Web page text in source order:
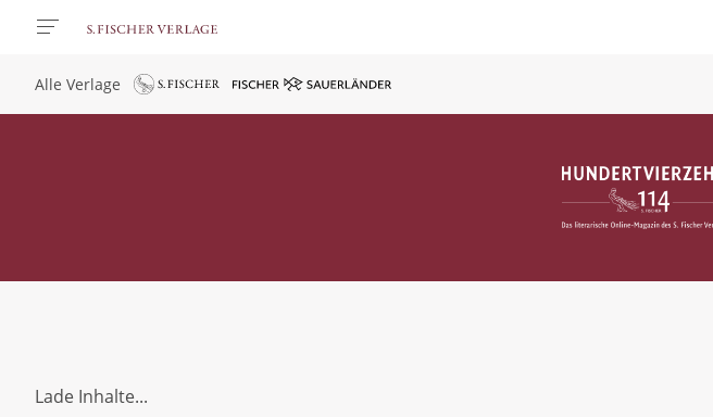
Alle Verlage
Lade Inhalte...